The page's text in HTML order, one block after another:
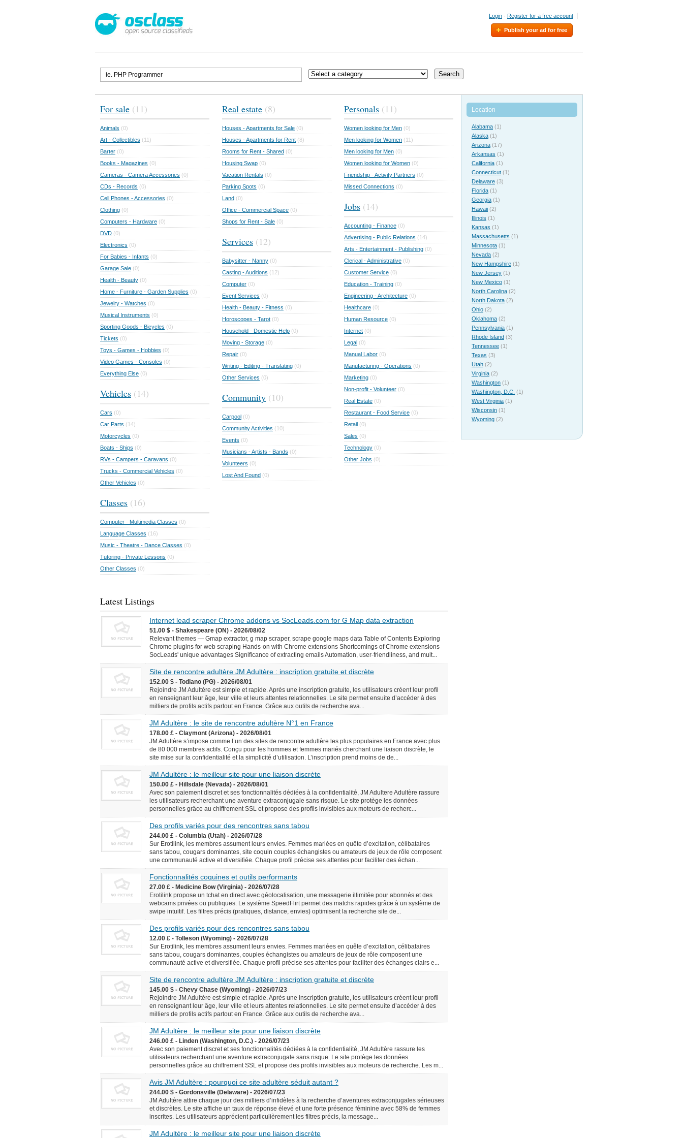
Login · Register for a free account
Publish your ad for free
Search
For sale (11)
Animals (0)
Art - Collectibles (11)
Barter (0)
Books - Magazines (0)
Cameras - Camera Accessories (0)
CDs - Records (0)
Cell Phones - Accessories (0)
Clothing (0)
Computers - Hardware (0)
DVD (0)
Electronics (0)
For Babies - Infants (0)
Garage Sale (0)
Health - Beauty (0)
Home - Furniture - Garden Supplies (0)
Jewelry - Watches (0)
Musical Instruments (0)
Sporting Goods - Bicycles (0)
Tickets (0)
Toys - Games - Hobbies (0)
Video Games - Consoles (0)
Everything Else (0)
Vehicles (14)
Cars (0)
Car Parts (14)
Motorcycles (0)
Boats - Ships (0)
RVs - Campers - Caravans (0)
Trucks - Commercial Vehicles (0)
Other Vehicles (0)
Classes (16)
Computer - Multimedia Classes (0)
Language Classes (16)
Music - Theatre - Dance Classes (0)
Tutoring - Private Lessons (0)
Other Classes (0)
Real estate (8)
Houses - Apartments for Sale (0)
Houses - Apartments for Rent (8)
Rooms for Rent - Shared (0)
Housing Swap (0)
Vacation Rentals (0)
Parking Spots (0)
Land (0)
Office - Commercial Space (0)
Shops for Rent - Sale (0)
Services (12)
Babysitter - Nanny (0)
Casting - Auditions (12)
Computer (0)
Event Services (0)
Health - Beauty - Fitness (0)
Horoscopes - Tarot (0)
Household - Domestic Help (0)
Moving - Storage (0)
Repair (0)
Writing - Editing - Translating (0)
Other Services (0)
Community (10)
Carpool (0)
Community Activities (10)
Events (0)
Musicians - Artists - Bands (0)
Volunteers (0)
Lost And Found (0)
Personals (11)
Women looking for Men (0)
Men looking for Women (11)
Men looking for Men (0)
Women looking for Women (0)
Friendship - Activity Partners (0)
Missed Connections (0)
Jobs (14)
Accounting - Finance (0)
Advertising - Public Relations (14)
Arts - Entertainment - Publishing (0)
Clerical - Administrative (0)
Customer Service (0)
Education - Training (0)
Engineering - Architecture (0)
Healthcare (0)
Human Resource (0)
Internet (0)
Legal (0)
Manual Labor (0)
Manufacturing - Operations (0)
Marketing (0)
Non-profit - Volunteer (0)
Real Estate (0)
Restaurant - Food Service (0)
Retail (0)
Sales (0)
Technology (0)
Other Jobs (0)
Latest Listings
Internet lead scraper Chrome addons vs SocLeads.com for G Map data extraction
51.00 $ - Shakespeare (ON) - 2026/08/02
Relevant themes — Gmap extractor, g map scraper, scrape google maps data Table of Contents Exploring
Chrome plugins for web scraping Hands-on with Chrome extensions Shortcomings of Chrome extensions
SocLeads' unique advantages Significance of extracting emails Automation, user-friendliness, and mult...
Site de rencontre adultère JM Adultère : inscription gratuite et discrète
152.00 $ - Todiano (PG) - 2026/08/01
Rejoindre JM Adultère est simple et rapide. Après une inscription gratuite, les utilisateurs créent leur profil
en renseignant leur âge, leur ville et leurs attentes relationnelles. Le site permet ensuite d’accéder à des
milliers de profils actifs partout en France. Grâce aux outils de recherche ava...
JM Adultère : le site de rencontre adultère N°1 en France
178.00 £ - Claymont (Arizona) - 2026/08/01
JM Adultère s’impose comme l’un des sites de rencontre adultère les plus populaires en France avec plus
de 80 000 membres actifs. Conçu pour les hommes et femmes mariés cherchant une liaison discrète, le
site mise sur la confidentialité et la simplicité d’utilisation. L’inscription prend moins de de...
JM Adultère : le meilleur site pour une liaison discrète
150.00 £ - Hillsdale (Nevada) - 2026/08/01
Avec son paiement discret et ses fonctionnalités dédiées à la confidentialité, JM Adultere Adultère rassure
les utilisateurs recherchant une aventure extraconjugale sans risque. Le site protège les données
personnelles grâce au chiffrement SSL et propose des profils invisibles aux moteurs de recherc...
Des profils variés pour des rencontres sans tabou
244.00 £ - Columbia (Utah) - 2026/07/28
Sur Erotilink, les membres assument leurs envies. Femmes mariées en quête d’excitation, célibataires
sans tabou, cougars dominantes, site coquin couples échangistes ou amateurs de jeux de rôle composent
une communauté active et diversifiée. Chaque profil précise ses attentes pour faciliter des échan...
Fonctionnalités coquines et outils performants
27.00 £ - Medicine Bow (Virginia) - 2026/07/28
Erotilink propose un tchat en direct avec géolocalisation, une messagerie illimitée pour abonnés et des
webcams privées ou publiques. Le système SpeedFlirt permet des matchs rapides grâce à un système de
swipe intuitif. Les filtres précis (pratiques, distance, envies) optimisent la recherche site de...
Des profils variés pour des rencontres sans tabou
12.00 £ - Tolleson (Wyoming) - 2026/07/28
Sur Erotilink, les membres assument leurs envies. Femmes mariées en quête d’excitation, célibataires
sans tabou, cougars dominantes, couples échangistes ou amateurs de jeux de rôle composent une
communauté active et diversifiée. Chaque profil précise ses attentes pour faciliter des échanges clairs e...
Site de rencontre adultère JM Adultère : inscription gratuite et discrète
145.00 $ - Chevy Chase (Wyoming) - 2026/07/23
Rejoindre JM Adultère est simple et rapide. Après une inscription gratuite, les utilisateurs créent leur profil
en renseignant leur âge, leur ville et leurs attentes relationnelles. Le site permet ensuite d’accéder à des
milliers de profils actifs partout en France. Grâce aux outils de recherche ava...
JM Adultère : le meilleur site pour une liaison discrète
246.00 £ - Linden (Washington, D.C.) - 2026/07/23
Avec son paiement discret et ses fonctionnalités dédiées à la confidentialité, JM Adultère rassure les
utilisateurs recherchant une aventure extraconjugale sans risque. Le site protège les données
personnelles grâce au chiffrement SSL et propose des profils invisibles aux moteurs de recherche. Les m...
Avis JM Adultère : pourquoi ce site adultère séduit autant ?
244.00 $ - Gordonsville (Delaware) - 2026/07/23
JM Adultère attire chaque jour des milliers d’infidèles à la recherche d’aventures extraconjugales sérieuses
et discrètes. Le site affiche un taux de réponse élevé et une forte présence féminine avec 58% de femmes
inscrites. Les utilisateurs apprécient particulièrement les filtres précis, la message...
JM Adultère : le meilleur site pour une liaison discrète
Location
Alabama (1)
Alaska (1)
Arizona (17)
Arkansas (1)
California (1)
Connecticut (1)
Delaware (3)
Florida (1)
Georgia (1)
Hawaii (2)
Illinois (1)
Kansas (1)
Massachusetts (1)
Minnesota (1)
Nevada (2)
New Hampshire (1)
New Jersey (1)
New Mexico (1)
North Carolina (2)
North Dakota (2)
Ohio (2)
Oklahoma (2)
Pennsylvania (1)
Rhode Island (3)
Tennessee (1)
Texas (3)
Utah (2)
Virginia (2)
Washington (1)
Washington, D.C. (1)
West Virginia (1)
Wisconsin (1)
Wyoming (2)